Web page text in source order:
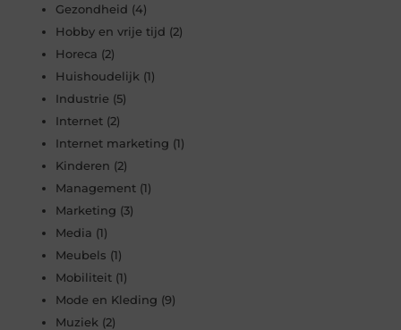
Gezondheid (4)
Hobby en vrije tijd (2)
Horeca (2)
Huishoudelijk (1)
Industrie (5)
Internet (2)
Internet marketing (1)
Kinderen (2)
Management (1)
Marketing (3)
Media (1)
Meubels (1)
Mobiliteit (1)
Mode en Kleding (9)
Muziek (2)